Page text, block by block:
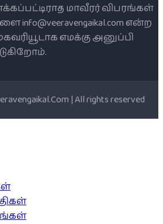
மாவீரர் விபரங்கள்
என்ற
எமக்கு அனுப்பி
| All rights reserved